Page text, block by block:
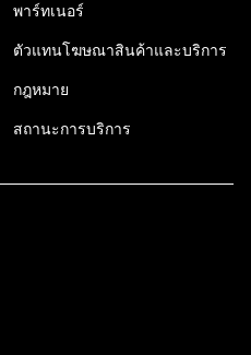
พาร์ทเนอร์
ตัวแทนโฆษณาสินค้าและบริการ
กฎหมาย
สถานะการบริการ